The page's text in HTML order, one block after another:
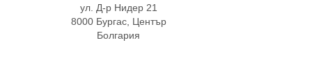
ул. Д-р Нидер 21
8000 Бургас, Център
Болгария